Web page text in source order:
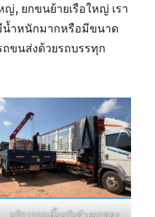
, ยกขนย้ายเรือใหญ่ เรา
น้ำหนักมากหรือมีขนาด
ขนส่งด้วยรถบรรทุก
บริการรถเฮี๊ยบรับจ้างยกของ